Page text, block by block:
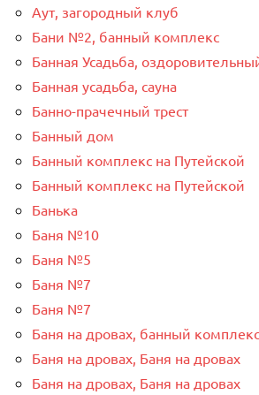
Аут, загородный клуб
Бани №2, банный комплекс
Банная Усадьба,
Банная усадьба, сауна
Банно-прачечный трест
Банный дом
Банный комплекс на Путейской
Банный комплекс на Путейской
Банька
Баня №10
Баня №5
Баня №7
Баня №7
Баня на дровах, банный комплекс
Баня на дровах, Баня на дровах
Баня на дровах, Баня на дровах